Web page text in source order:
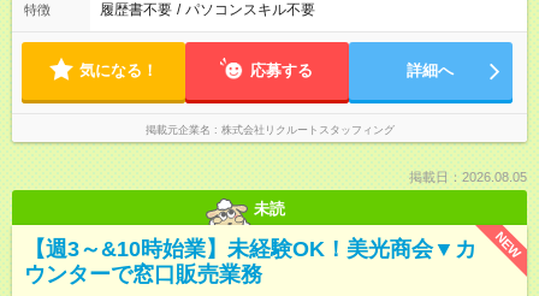
特徴 履歴書不要 / パソコンスキル不要
気になる！ 応募する 詳細へ
掲載元企業名 株式会社リクルートスタッフィング
掲載日：2026.08.05
未読
NEW
【週3～&10時始業】未経験OK！美光商会▼カ
ウンターで窓口販売業務